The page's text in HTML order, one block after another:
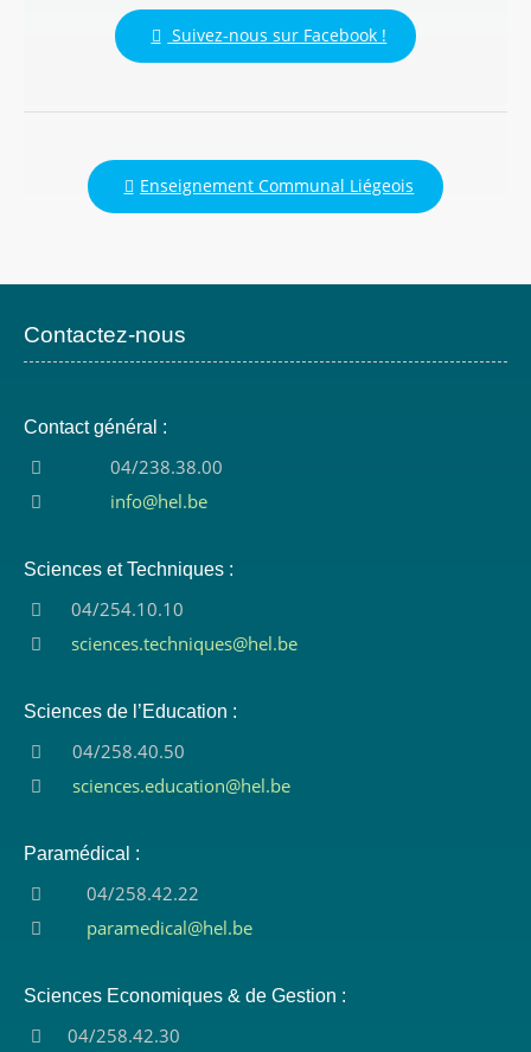
Suivez-nous sur Facebook !
Enseignement Communal Liégeois
Contactez-nous
Contact général :
04/238.38.00
info@hel.be
Sciences et Techniques :
04/254.10.10
sciences.techniques@hel.be
Sciences de l’Education :
04/258.40.50
sciences.education@hel.be
Paramédical :
04/258.42.22
paramedical@hel.be
Sciences Economiques & de Gestion :
04/258.42.30